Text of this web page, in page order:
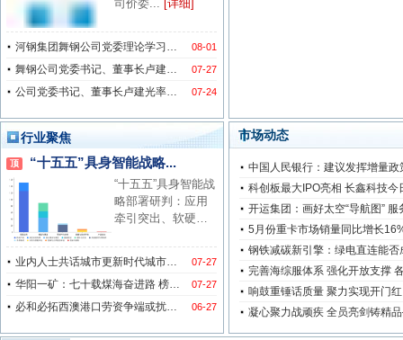
行业聚焦 市场动态